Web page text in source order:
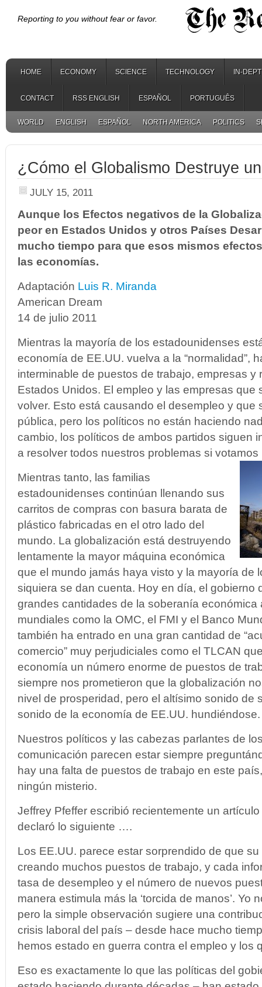
Reporting to you without fear or favor.
HOME ECONOMY SCIENCE TECHNOLOGY IN-
CONTACT RSS ENGLISH ESPAÑOL PORTUGUÊS
WORLD ENGLISH ESPAÑOL NORTH AMERICA POLITICS
¿Cómo el Globalismo Destruye
JULY 15, 2011
Aunque los Efectos negativos de la
peor en Estados Unidos y otros Países
mucho tiempo para que esos mismos
las economías.
Adaptación Luis R. Miranda
American Dream
14 de julio 2011
Mientras la mayoría de los estadounidenses
economía de EE.UU. vuelva a la “normalidad”,
interminable de puestos de trabajo, empresas y
Estados Unidos. El empleo y las empresas que
volver. Esto está causando el desempleo y que
pública, pero los políticos no están haciendo
cambio, los políticos de ambos partidos siguen
a resolver todos nuestros problemas si votamos
Mientras tanto, las familias
estadounidenses continúan llenando sus
carritos de compras con basura barata de
plástico fabricadas en el otro lado del
mundo. La globalización está destruyendo
lentamente la mayor máquina económica
que el mundo jamás haya visto y la mayoría de
siquiera se dan cuenta. Hoy en día, el gobierno
grandes cantidades de la soberanía económica
mundiales como la OMC, el FMI y el Banco
también ha entrado en una gran cantidad de
comercio” muy perjudiciales como el TLCAN
economía un número enorme de puestos de
siempre nos prometieron que la globalización
nivel de prosperidad, pero el altísimo sonido de
sonido de la economía de EE.UU. hundiéndose.
Nuestros políticos y las cabezas parlantes de
comunicación parecen estar siempre
hay una falta de puestos de trabajo en este
ningún misterio.
Jeffrey Pfeffer escribió recientemente un
declaró lo siguiente ….
Los EE.UU. parece estar sorprendido de que
creando muchos puestos de trabajo, y cada
tasa de desempleo y el número de nuevos
manera estimula más la ‘torcida de manos’. Yo
pero la simple observación sugiere una
crisis laboral del país – desde hace mucho
hemos estado en guerra contra el empleo y los
Eso es exactamente lo que las políticas del